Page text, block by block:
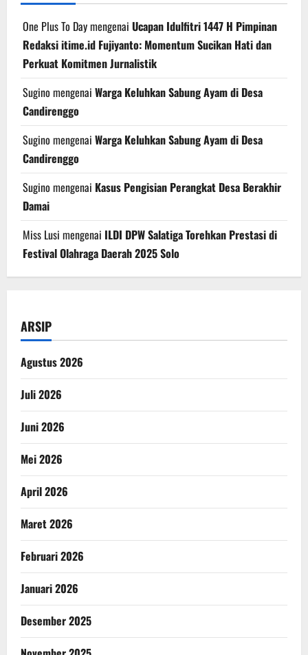
One Plus To Daymengenai Ucapan Idulfitri 1447 H Pimpinan
Redaksi itime.id Fujiyanto: Momentum Sucikan Hati dan
Perkuat Komitmen Jurnalistik
Sugino mengenai Warga Keluhkan Sabung Ayam di Desa
Candirenggo
Sugino mengenai Warga Keluhkan Sabung Ayam di Desa
Candirenggo
Sugino mengenai Kasus Pengisian Perangkat Desa Berakhir
Damai
Miss Lusi mengenai ILDI DPW Salatiga Torehkan Prestasi di
Festival Olahraga Daerah 2025 Solo
ARSIP
Agustus 2026
Juli 2026
Juni 2026
Mei 2026
April 2026
Maret 2026
Februari 2026
Januari 2026
Desember 2025